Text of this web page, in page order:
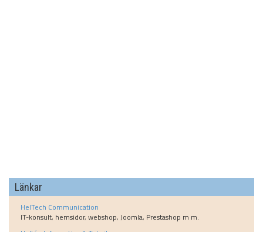
Länkar
HelTech Communication
IT-konsult, hemsidor, webshop, Joomla, Prestashop m m.